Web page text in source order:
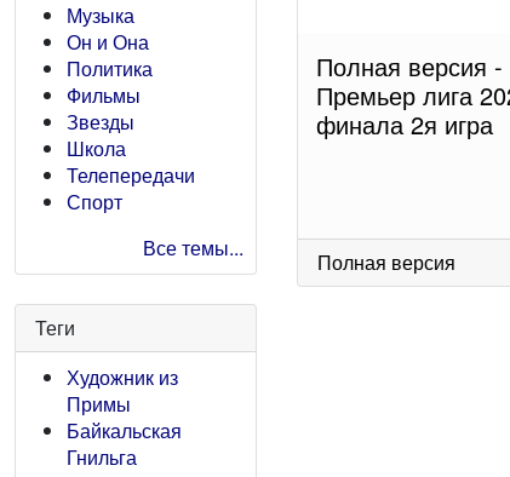
Музыка
Он и Она
Политика
Фильмы
Звезды
Школа
Телепередачи
Спорт
Все темы...
Теги
Художник из
Примы
Байкальская
Гнильга
Полная версия
Премьер лига
финала 2я игра
Полная версия